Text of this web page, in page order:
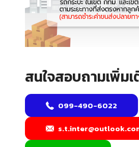
สนใจสอบถามเพิ่ม
099-490-6022